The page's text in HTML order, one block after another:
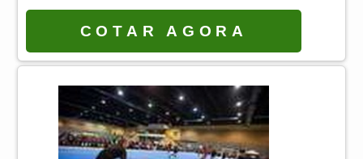
básicas, como a lavagem com jatos de água
sem alta pressão, para não causar a
fragilização das pontas, escovação para
nivelação, que é capaz de fazer com que as
fibras não fiquem inadequadamente expostas
para a prática esportiva.O que esperar da grama
sintética Longa durabilidade: o.
COTAR AGORA